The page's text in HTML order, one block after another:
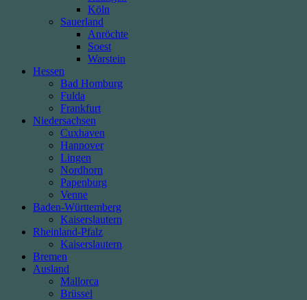
Köln
Sauerland
Anröchte
Soest
Warstein
Hessen
Bad Homburg
Fulda
Frankfurt
Niedersachsen
Cuxhaven
Hannover
Lingen
Nordhorn
Papenburg
Venne
Baden-Württemberg
Kaiserslautern
Rheinland-Pfalz
Kaiserslautern
Bremen
Ausland
Mallorca
Brüssel